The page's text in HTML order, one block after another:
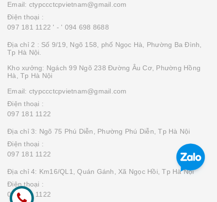
Email: ctypccctcpvietnam@gmail.com
Điện thoại :
097 181 1122 ' - ' 094 698 8688
Địa chỉ 2 : Số 9/19, Ngõ 158, phố Ngọc Hà, Phường Ba Đình,
Tp Hà Nội.
Kho xưởng: Ngách 99 Ngõ 238 Đường Âu Cơ, Phường Hồng
Hà, Tp Hà Nội
Email: ctypccctcpvietnam@gmail.com
Điện thoại :
097 181 1122
Địa chỉ 3: Ngõ 75 Phú Diễn, Phường Phú Diễn, Tp Hà Nội
Điện thoại :
097 181 1122
Địa chỉ 4: Km16/QL1, Quán Gánh, Xã Ngọc Hồi, Tp Hà Nội
Điện thoại :
097 181 1122